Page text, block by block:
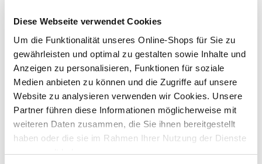
Diese Webseite verwendet Cookies
Um die Funktionalität unseres Online-Shops für Sie zu
gewährleisten und optimal zu gestalten sowie Inhalte und
Anzeigen zu personalisieren, Funktionen für soziale
Medien anbieten zu können und die Zugriffe auf unsere
Website zu analysieren verwenden wir Cookies. Unsere
Partner führen diese Informationen möglicherweise mit
weiteren Daten zusammen, die Sie ihnen bereitgestellt
haben oder die sie im Rahmen Ihrer Nutzung der Dienste
gesammelt haben.
Preis reduziert von
UVP 5,99 € auf
3,99 €*
Menge